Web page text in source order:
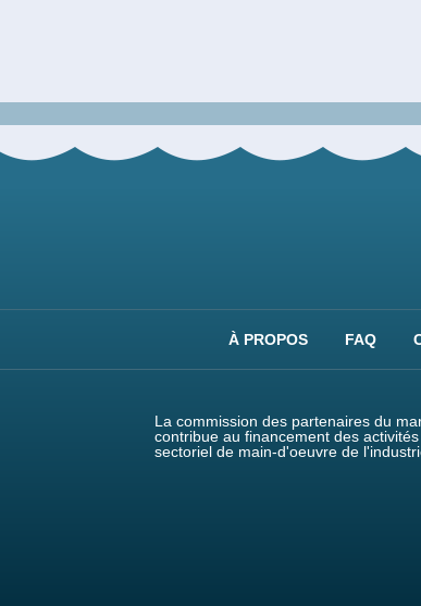
À PROPOS FAQ
La commission des partenaires du
contribue au financement des
sectoriel de main-d'oeuvre de